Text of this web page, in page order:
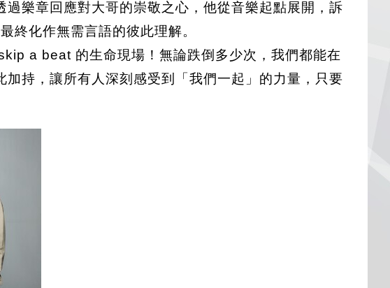
過樂章回應對大哥的崇敬之心，他從音樂起點展開，訴
終化作無需言語的彼此理解。
a beat 的生命現場！無論跌倒多少次，我們都能在
持，讓所有人深刻感受到「我們一起」的力量，只要